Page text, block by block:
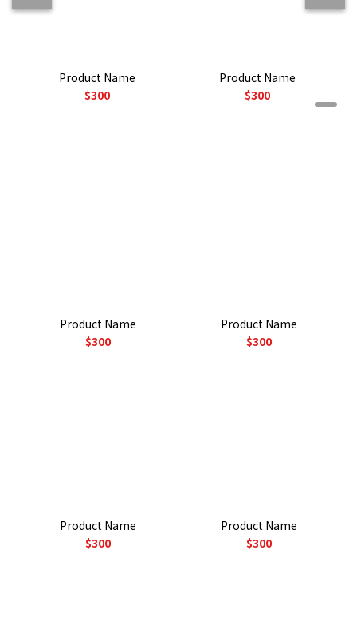
Product Name
$300
Product Name
$300
Product Name
$300
Product Name
$300
Product Name
$300
Product Name
$300